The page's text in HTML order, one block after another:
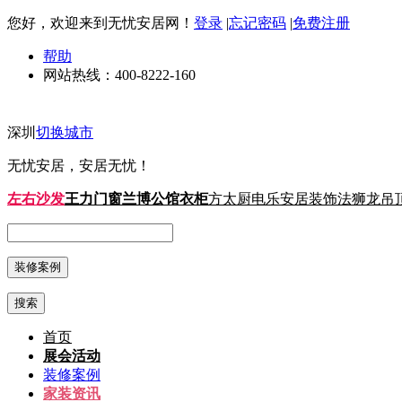
您好，欢迎来到无忧安居网！ 登录 |忘记密码 |免费注册
帮助
网站热线： 400-8222-160
深圳 切换城市
无忧安居，安居无忧！
左右沙发王力门窗兰博公馆衣柜方太厨电乐安居装饰法狮龙吊
搜索
首页
展会活动
装修案例
家装资讯